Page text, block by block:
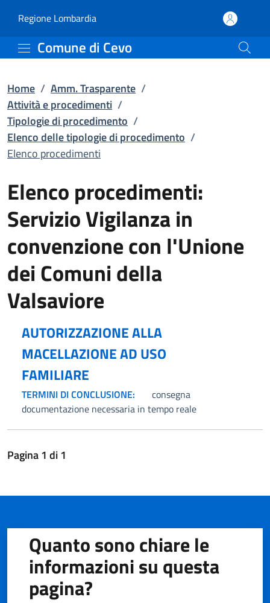
Elenco procedimenti |
Regione Lombardia(apre in un'altra scheda).
Comune di Cevo
Home / Amm. Trasparente /
Attività e procedimenti /
Tipologie di procedimento /
Elenco delle tipologie di procedimento /
Elenco procedimenti
Elenco procedimenti:
Servizio Vigilanza in
convenzione con l'Unione
dei Comuni della
Valsaviore
AUTORIZZAZIONE ALLA
MACELLAZIONE AD USO
FAMILIARE
TERMINI DI CONCLUSIONE:
consegna
documentazione necessaria in tempo reale
Pagina1 di1
Quanto sono chiare le
informazioni su questa
pagina?